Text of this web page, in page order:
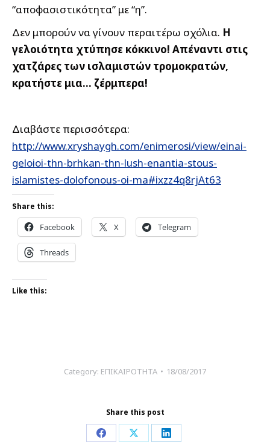
“αποφασιστικότητα” με “η”.
Δεν μπορούν να γίνουν περαιτέρω σχόλια. Η
γελοιότητα χτύπησε κόκκινο! Απέναντι στις
χατζάρες των ισλαμιστών τρομοκρατών,
κρατήστε μια… ζέρμπερα!
Διαβάστε περισσότερα:
http://www.xryshaygh.com/enimerosi/view/einai-
geloioi-thn-brhkan-thn-lush-enantia-stous-
islamistes-dolofonous-oi-ma#ixzz4q8rjAt63
Share this:
Facebook X Telegram
Threads
Like this:
Category: ΕΠΙΚΑΙΡΟΤΗΤΑ 18/08/2017
Share this post